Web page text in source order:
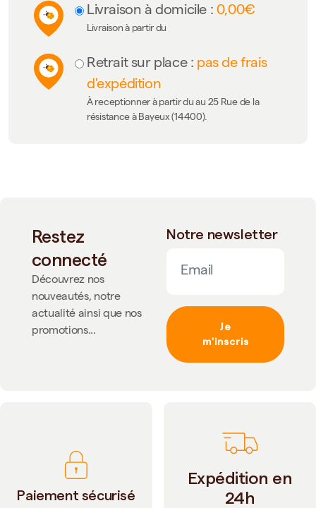
Livraison à domicile : 0,00€
Livraison à partir du
Retrait sur place : pas de frais
d'expédition
À receptionner à partir du au 25 Rue de la
résistance à Bayeux (14400).
Restez
connecté
Découvrez nos
nouveautés, notre
actualité ainsi que nos
promotions...
Notre newsletter
Je
m'inscris
Paiement sécurisé
Expédition en
24h